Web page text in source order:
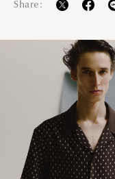
Share: